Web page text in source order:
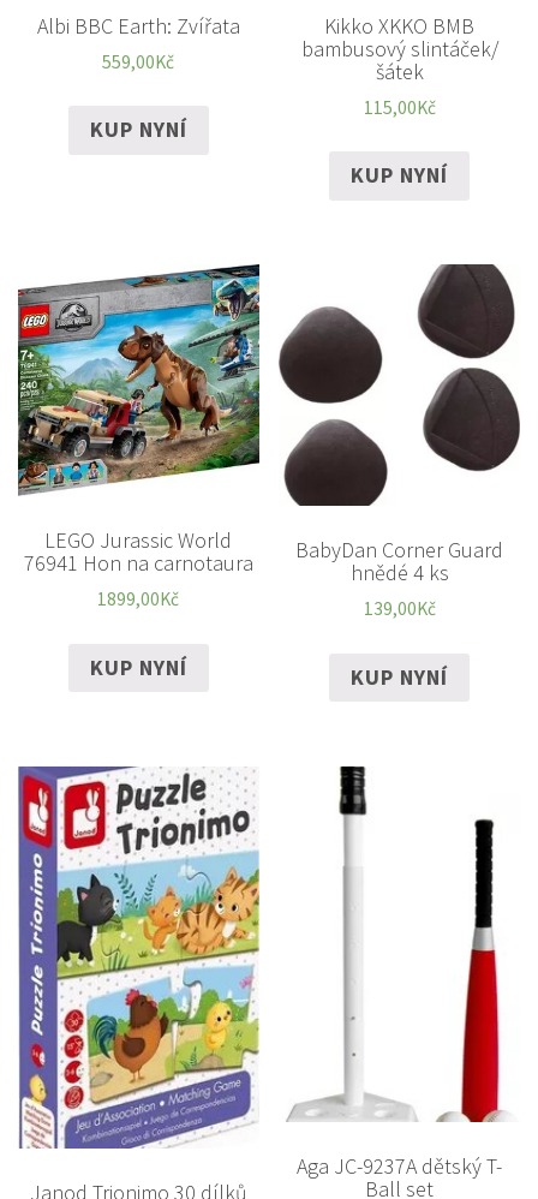
Albi BBC Earth: Zvířata
559,00Kč
KUP NYNÍ
Kikko XKKO BMB
bambusový slintáček/
šátek
115,00Kč
KUP NYNÍ
LEGO Jurassic World
76941 Hon na carnotaura
1899,00Kč
KUP NYNÍ
BabyDan Corner Guard
hnědé 4 ks
139,00Kč
KUP NYNÍ
Janod Trionimo 30 dílků
Aga JC-9237A dětský T-
Ball set